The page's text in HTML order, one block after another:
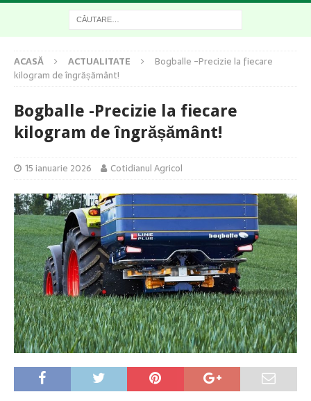
ACASĂ ACTUALITATE
Bogballe -Precizie la fiecare
kilogram de îngrășământ!
Bogballe -Precizie la fiecare
kilogram de îngrășământ!
15 ianuarie 2026 Cotidianul Agricol